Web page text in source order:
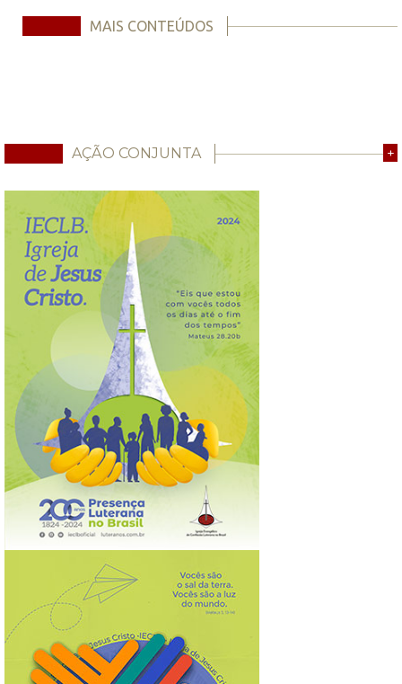
MAIS CONTEÚDOS
AÇÃO CONJUNTA +